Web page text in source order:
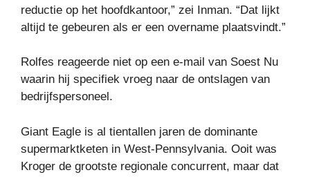
reductie op het hoofdkantoor,” zei Inman. “Dat lijkt
altijd te gebeuren als er een overname plaatsvindt.”
Rolfes reageerde niet op een e-mail van Soest Nu
waarin hij specifiek vroeg naar de ontslagen van
bedrijfspersoneel.
Giant Eagle is al tientallen jaren de dominante
supermarktketen in West-Pennsylvania. Ooit was
Kroger de grootste regionale concurrent, maar dat